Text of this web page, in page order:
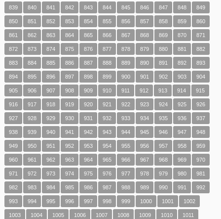
839 840 841 842 843 844 845 846 847 848 849
850 851 852 853 854 855 856 857 858 859 860
861 862 863 864 865 866 867 868 869 870 871
872 873 874 875 876 877 878 879 880 881 882
883 884 885 886 887 888 889 890 891 892 893
894 895 896 897 898 899 900 901 902 903 904
905 906 907 908 909 910 911 912 913 914 915
916 917 918 919 920 921 922 923 924 925 926
927 928 929 930 931 932 933 934 935 936 937
938 939 940 941 942 943 944 945 946 947 948
949 950 951 952 953 954 955 956 957 958 959
960 961 962 963 964 965 966 967 968 969 970
971 972 973 974 975 976 977 978 979 980 981
982 983 984 985 986 987 988 989 990 991 992
993 994 995 996 997 998 999 1000 1001 1002
1003 1004 1005 1006 1007 1008 1009 1010 1011